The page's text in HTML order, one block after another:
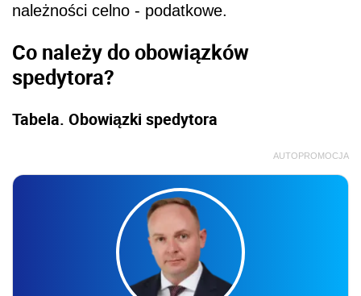
należności celno - podatkowe.
Co należy do obowiązków
spedytora?
Tabela. Obowiązki spedytora
AUTOPROMOCJA